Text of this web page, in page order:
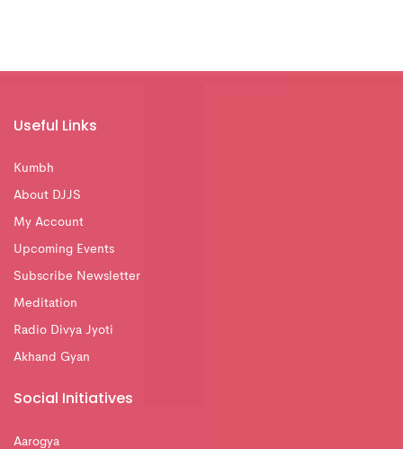
Useful Links
Kumbh
About DJJS
My Account
Upcoming Events
Subscribe Newsletter
Meditation
Radio Divya Jyoti
Akhand Gyan
Social Initiatives
Aarogya